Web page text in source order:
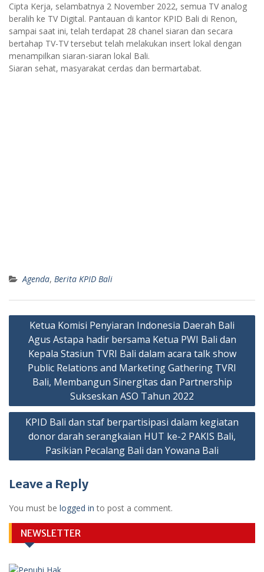
Cipta Kerja, selambatnya 2 November 2022, semua TV analog
beralih ke TV Digital. Pantauan di kantor KPID Bali di Renon,
sampai saat ini, telah terdapat 28 chanel siaran dan secara
bertahap TV-TV tersebut telah melakukan insert lokal dengan
menampilkan siaran-siaran lokal Bali.
Siaran sehat, masyarakat cerdas dan bermartabat.
Agenda, Berita KPID Bali
Post
navigation
Ketua Komisi Penyiaran Indonesia Daerah Bali
Agus Astapa hadir bersama Ketua PWI Bali dan
Kepala Stasiun TVRI Bali dalam acara talk show
Public Relations and Marketing Gathering TVRI
Bali, Membangun Sinergitas dan Partnership
Sukseskan ASO Tahun 2022
KPID Bali dan staf berpartisipasi dalam kegiatan
donor darah serangkaian HUT ke-2 PAKIS Bali,
Pasikian Pecalang Bali dan Yowana Bali
Leave a Reply
You must be logged in to post a comment.
NEWSLETTER